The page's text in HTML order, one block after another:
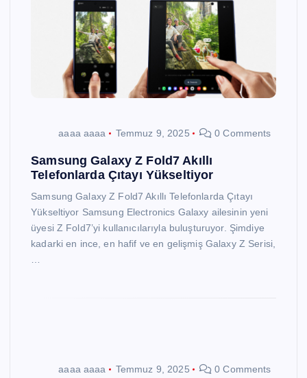
aaaa aaaa Temmuz 9, 2025 0 Comments
Samsung Galaxy Z Fold7 Akıllı
Telefonlarda Çıtayı Yükseltiyor
Samsung Galaxy Z Fold7 Akıllı Telefonlarda Çıtayı
Yükseltiyor Samsung Electronics Galaxy ailesinin yeni
üyesi Z Fold7’yi kullanıcılarıyla buluşturuyor. Şimdiye
kadarki en ince, en hafif ve en gelişmiş Galaxy Z Serisi,
aaaa aaaa Temmuz 9, 2025 0 Comments